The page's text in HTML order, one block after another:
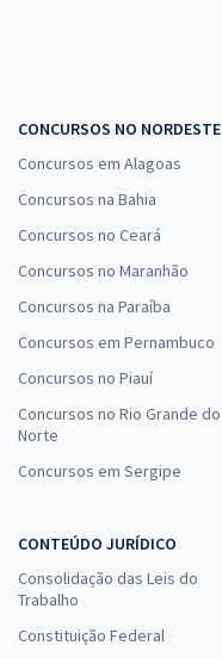
CONCURSOS NO NORDESTE
Concursos em Alagoas
Concursos na Bahia
Concursos no Ceará
Concursos no Maranhão
Concursos na Paraíba
Concursos em Pernambuco
Concursos no Piauí
Concursos no Rio Grande do
Norte
Concursos em Sergipe
CONTEÚDO JURÍDICO
Consolidação das Leis do
Trabalho
Constituição Federal